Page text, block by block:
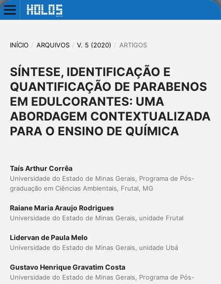
INÍCIO / ARQUIVOS / V. 5 (2020) / ARTIGOS
SÍNTESE, IDENTIFICAÇÃO E
QUANTIFICAÇÃO DE PARABENOS
EM EDULCORANTES: UMA
ABORDAGEM CONTEXTUALIZADA
PARA O ENSINO DE QUÍMICA
Taís Arthur Corrêa
Universidade do Estado de Minas Gerais, Programa de Pós-
graduação em Ciências Ambientais, Frutal, MG
Raiane Maria Araujo Rodrigues
Universidade do Estado de Minas Gerais, unidade Frutal
Lidervan de Paula Melo
Universidade do Estado de Minas Gerais, unidade Ubá
Gustavo Henrique Gravatim Costa
Universidade do Estado de Minas Gerais, Programa de Pós-